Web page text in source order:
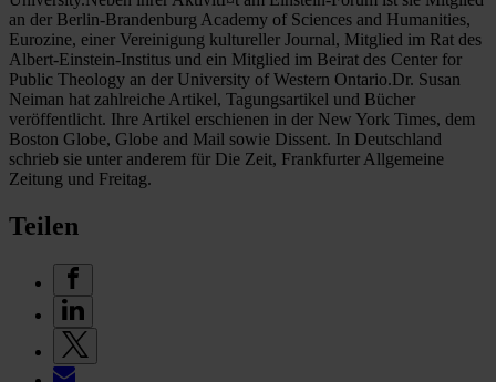
an der Berlin-Brandenburg Academy of Sciences and Humanities,
Eurozine, einer Vereinigung kultureller Journal, Mitglied im Rat des
Albert-Einstein-Institus und ein Mitglied im Beirat des Center for
Public Theology an der University of Western Ontario.Dr. Susan
Neiman hat zahlreiche Artikel, Tagungsartikel und Bücher
veröffentlicht. Ihre Artikel erschienen in der New York Times, dem
Boston Globe, Globe and Mail sowie Dissent. In Deutschland
schrieb sie unter anderem für Die Zeit, Frankfurter Allgemeine
Zeitung und Freitag.
Teilen